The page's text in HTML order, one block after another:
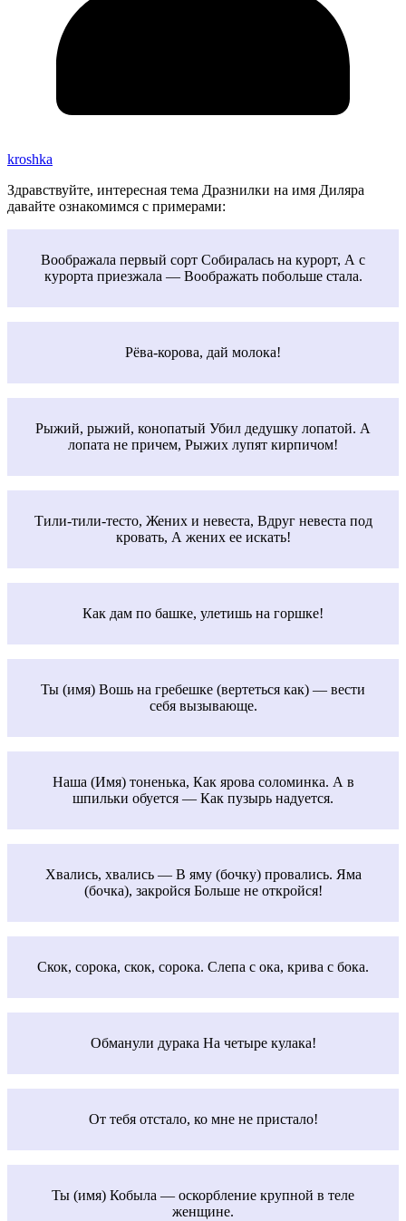
kroshka
Здравствуйте, интересная тема Дразнилки на имя Диляра
давайте ознакомимся с примерами:
Воображала первый сорт Собиралась на курорт, А с
курорта приезжала — Воображать побольше стала.
Рёва-корова, дай молока!
Рыжий, рыжий, конопатый Убил дедушку лопатой. А
лопата не причем, Рыжих лупят кирпичом!
Тили-тили-тесто, Жених и невеста, Вдруг невеста под
кровать, А жених ее искать!
Как дам по башке, улетишь на горшке!
Ты (имя) Вошь на гребешке (вертеться как) — вести
себя вызывающе.
Наша (Имя) тоненька, Как ярова соломинка. А в
шпильки обуется — Как пузырь надуется.
Хвались, хвались — В яму (бочку) провались. Яма
(бочка), закройся Больше не откройся!
Скок, сорока, скок, сорока. Слепа с ока, крива с бока.
Обманули дурака На четыре кулака!
От тебя отстало, ко мне не пристало!
Ты (имя) Кобыла — оскорбление крупной в теле
женщине.